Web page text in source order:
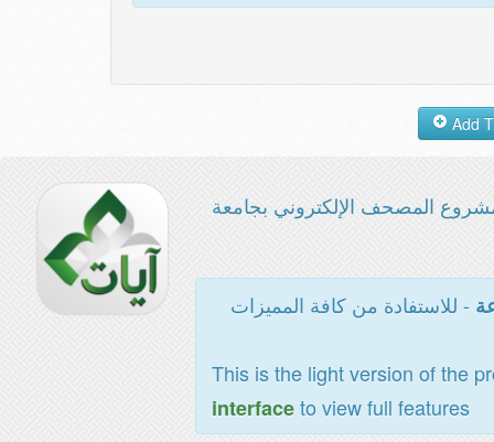
المصحف الإلكتروني بجامعة
- للاستفادة من كافة المميزات
This is the light version of the
interfaceto view full features